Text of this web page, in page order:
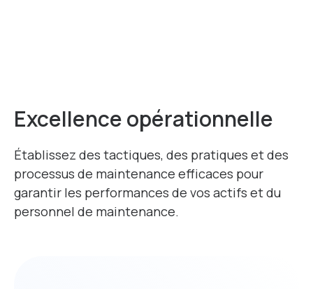
Excellence opérationnelle
Établissez des tactiques, des pratiques et des
processus de maintenance efficaces pour
garantir les performances de vos actifs et du
personnel de maintenance.